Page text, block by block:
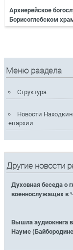
Архиерейское
Борисоглебском
Меню раздела
Структура
Новости
епархии
Другие новости
Духовная беседа о
военнослужащих в
Вышла аудиокнига
Науме